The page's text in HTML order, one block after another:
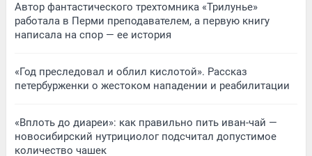
Автор фантастического трехтомника «Трилунье»
работала в Перми преподавателем, а первую книгу
написала на спор — ее история
«Год преследовал и облил кислотой». Рассказ
петербурженки о жестоком нападении и реабилитации
«Вплоть до диареи»: как правильно пить иван-чай —
новосибирский нутрициолог подсчитал допустимое
количество чашек